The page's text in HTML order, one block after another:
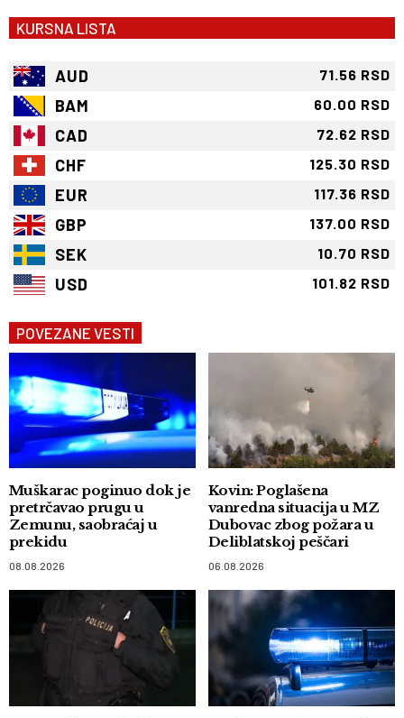
KURSNA LISTA
AUD 71.56 RSD
BAM 60.00 RSD
CAD 72.62 RSD
CHF 125.30 RSD
EUR 117.36 RSD
GBP 137.00 RSD
SEK 10.70 RSD
USD 101.82 RSD
POVEZANE VESTI
Muškarac poginuo dok je
pretrčavao prugu u
Zemunu, saobraćaj u
prekidu
08.08.2026
Kovin: Poglašena
vanredna situacija u MZ
Dubovac zbog požara u
Deliblatskoj peščari
06.08.2026